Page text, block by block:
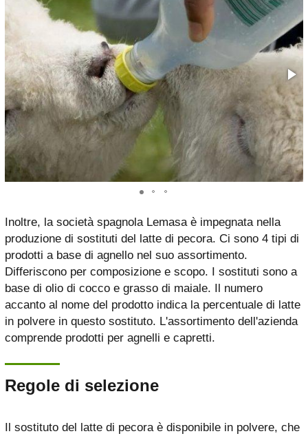
Inoltre, la società spagnola Lemasa è impegnata nella
produzione di sostituti del latte di pecora. Ci sono 4 tipi di
prodotti a base di agnello nel suo assortimento.
Differiscono per composizione e scopo. I sostituti sono a
base di olio di cocco e grasso di maiale. Il numero
accanto al nome del prodotto indica la percentuale di latte
in polvere in questo sostituto. L'assortimento dell'azienda
comprende prodotti per agnelli e capretti.
Regole di selezione
Il sostituto del latte di pecora è disponibile in polvere, che